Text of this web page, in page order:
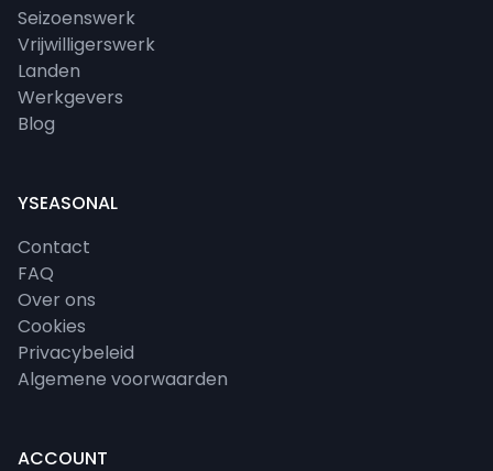
Seizoenswerk
Vrijwilligerswerk
Landen
Werkgevers
Blog
YSEASONAL
Contact
FAQ
Over ons
Cookies
Privacybeleid
Algemene voorwaarden
ACCOUNT